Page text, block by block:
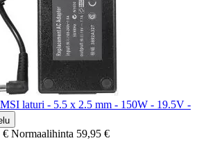
laturi - 5.5 x 2.5 mm - 150W - 19.5V -
€ Normaalihinta 59,95 €